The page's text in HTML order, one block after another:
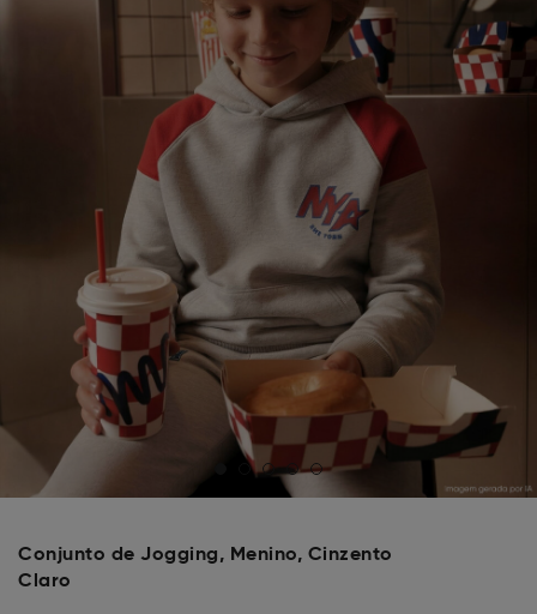
Conjunto de Jogging, Menino, Cinzento
Claro